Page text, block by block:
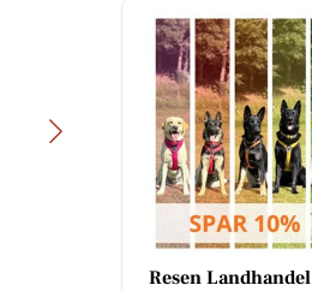
Resen Landhandel